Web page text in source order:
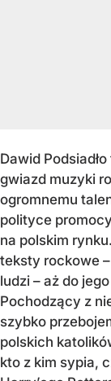
Dawid
gwiazd muzyki
ogromnemu
polityce
na polskim
teksty rockowe
ludzi – aż do
Pochodzący z
szybko
polskich
kto z kim sypia,